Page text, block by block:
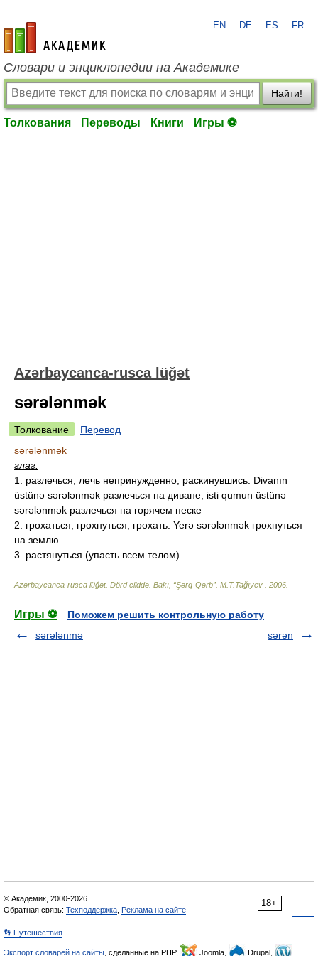
academic.ru
EN DE ES FR
Словари и энциклопедии на Академике
Найти!
Толкования Переводы Книги Игры ⚽
Azərbaycanca-rusca lüğət
sərələnmək
Толкование
Перевод
sərələnmək
глаг.
1. разлечься, лечь непринужденно, раскинувшись. Divanın
üstünə sərələnmək разлечься на диване, isti qumun üstünə
sərələnmək разлечься на горячем песке
2. грохаться, грохнуться, грохать. Yerə sərələnmək грохнуться
на землю
3. растянуться (упасть всем телом)
Azərbaycanca-rusca lüğət. Dörd cilddə. Bakı, “Şərq-Qərb” M.T.Tağıyev 2006
Игры ⚽
Поможем решить контрольную работу
sərələnmə
sərən
18+
© Академик, 2000-2026
Обратная связь: Техподдержка Реклама на сайте
👣 Путешествия
Экспорт словарей на сайты , сделанные на PHP, Joomla, Drupal,